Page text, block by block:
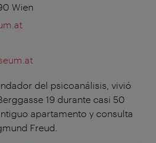
Wien
del psicoanálisis, vivió
19 durante casi 50
apartamento y consulta
Freud.